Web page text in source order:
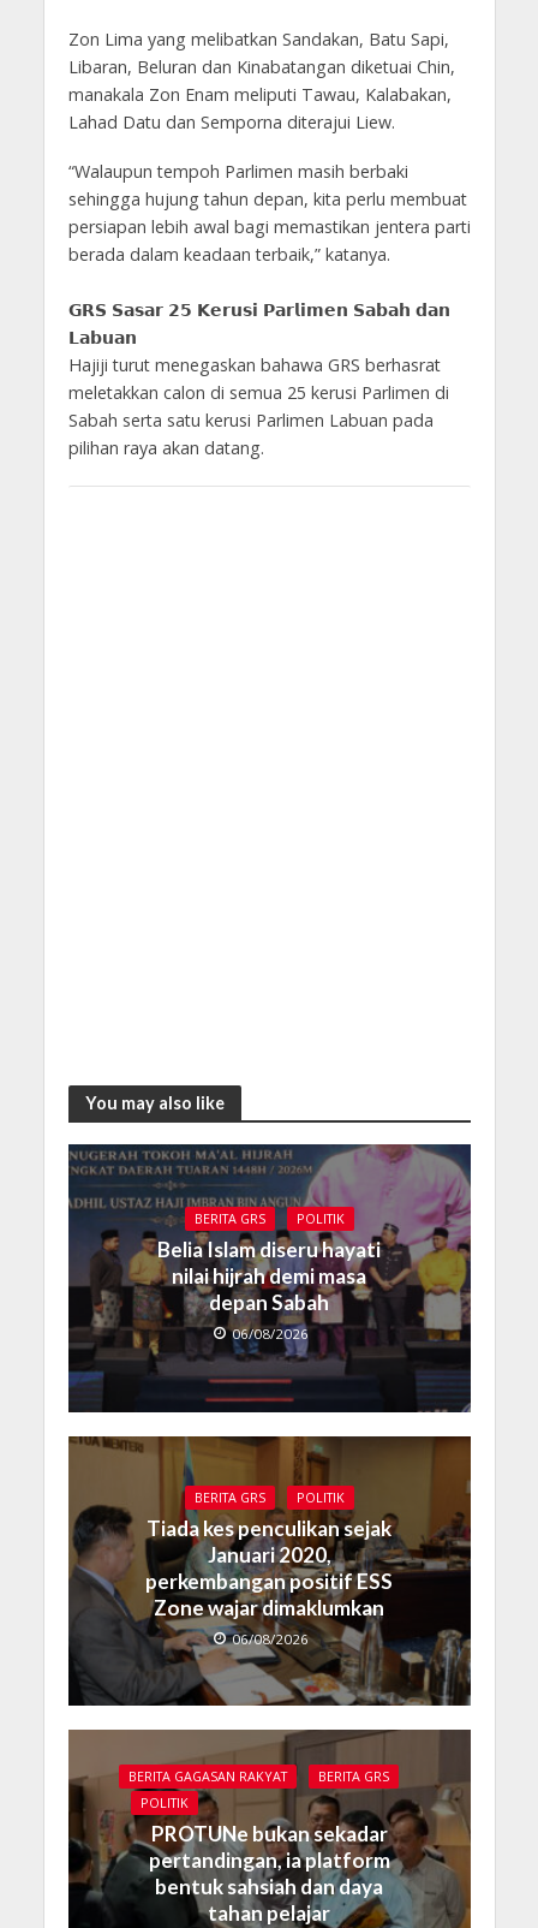
Zon Lima yang melibatkan Sandakan, Batu Sapi,
Libaran, Beluran dan Kinabatangan diketuai Chin,
manakala Zon Enam meliputi Tawau, Kalabakan,
Lahad Datu dan Semporna diterajui Liew.
“Walaupun tempoh Parlimen masih berbaki
sehingga hujung tahun depan, kita perlu membuat
persiapan lebih awal bagi memastikan jentera parti
berada dalam keadaan terbaik,” katanya.
𝗚𝗥𝗦 𝗦𝗮𝘀𝗮𝗿 𝟮𝟱 𝗞𝗲𝗿𝘂𝘀𝗶 𝗣𝗮𝗿𝗹𝗶𝗺𝗲𝗻 𝗦𝗮𝗯𝗮𝗵 𝗱𝗮𝗻
𝗟𝗮𝗯𝘂𝗮𝗻
Hajiji turut menegaskan bahawa GRS berhasrat
meletakkan calon di semua 25 kerusi Parlimen di
Sabah serta satu kerusi Parlimen Labuan pada
pilihan raya akan datang.
You may also like
BERITA GRS POLITIK
Belia Islam diseru hayati
nilai hijrah demi masa
depan Sabah
06/08/2026
BERITA GRS POLITIK
Tiada kes penculikan sejak
Januari 2020,
perkembangan positif ESS
Zone wajar dimaklumkan
06/08/2026
BERITA GAGASAN RAKYAT
BERITA GRS
POLITIK
PROTUNe bukan sekadar
pertandingan, ia platform
bentuk sahsiah dan daya
tahan pelajar